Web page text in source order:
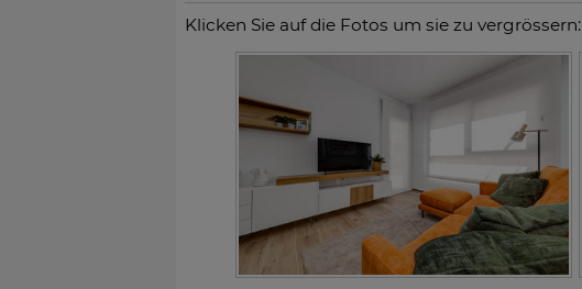
Klicken Sie auf die Fotos um sie zu vergrössern: